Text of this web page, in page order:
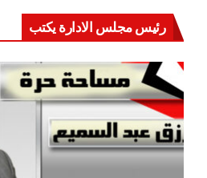
رئيس مجلس الادارة يكتب